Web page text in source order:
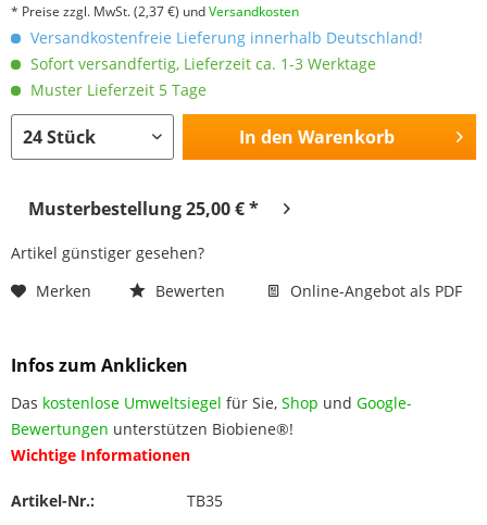
* Preise zzgl. MwSt.(2,37 €) undVersandkosten
Versandkostenfreie Lieferung innerhalb Deutschland!
Sofort versandfertig, Lieferzeit ca. 1-3 Werktage
Muster Lieferzeit 5 Tage
In den Warenkorb
Musterbestellung 25,00 € *
Artikel günstiger gesehen?
Merken
Bewerten Online-Angebot als PDF
Infos zum Anklicken
Das kostenlose Umweltsiegel für Sie, Shop und Google-
Bewertungen unterstützen Biobiene®!
Wichtige Informationen
Artikel-Nr.: TB35